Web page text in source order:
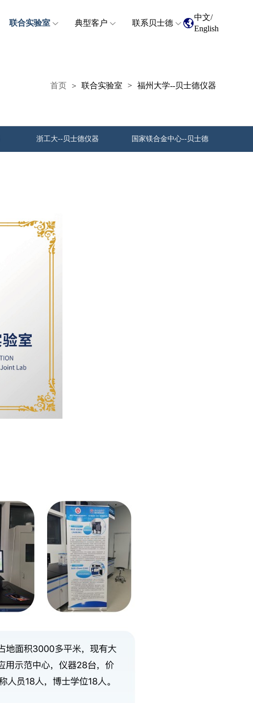
联合实验室 典型客户 联系贝士德
中文/
English
首页 > 联合实验室 > 福州大学--贝士德仪器
浙工大--贝士德仪器 国家镁合金中心--贝士德